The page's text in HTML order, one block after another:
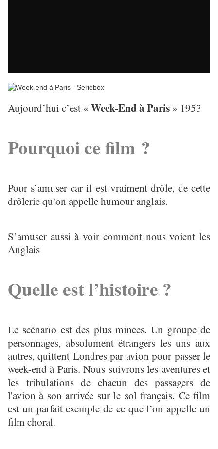
Aujourd’hui c’est « Week-End à Paris » 1953
Pourquoi ce film ?
Pour s’amuser car il est vraiment drôle, de cette
drôlerie qu’on appelle humour anglais.
S’amuser aussi à voir comment nous voient les
Anglais
Quelle est l’histoire ?
Le scénario est des plus minces. Un groupe de
personnages, absolument étrangers les uns aux
autres, quittent Londres par avion pour passer le
week-end à Paris. Nous suivrons les aventures et
les tribulations de chacun des passagers de
l'avion à son arrivée sur le sol français. Ce film
est un parfait exemple de ce que l’on appelle un
film choral.